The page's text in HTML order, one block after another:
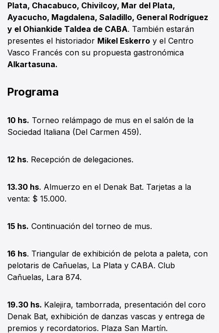
Plata, Chacabuco, Chivilcoy, Mar del Plata,
Ayacucho, Magdalena, Saladillo, General Rodríguez
y el Ohiankide Taldea de CABA. También estarán
presentes el historiador Mikel Eskerro y el Centro
Vasco Francés con su propuesta gastronómica
Alkartasuna.
Programa
10 hs. Torneo relámpago de mus en el salón de la
Sociedad Italiana (Del Carmen 459).
12 hs. Recepción de delegaciones.
13.30 hs. Almuerzo en el Denak Bat. Tarjetas a la
venta: $ 15.000.
15 hs. Continuación del torneo de mus.
16 hs. Triangular de exhibición de pelota a paleta, con
pelotaris de Cañuelas, La Plata y CABA. Club
Cañuelas, Lara 874.
19.30 hs. Kalejira, tamborrada, presentación del coro
Denak Bat, exhibición de danzas vascas y entrega de
premios y recordatorios. Plaza San Martín.